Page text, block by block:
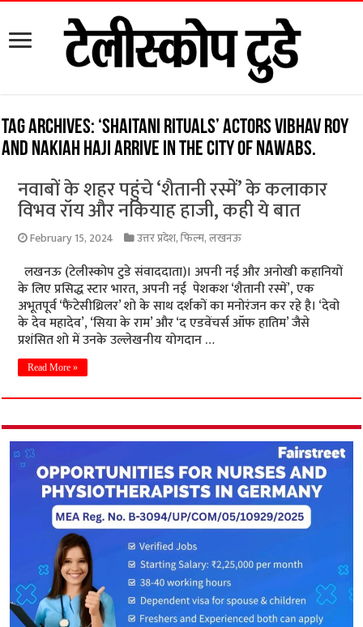
Tag Archives: ‘Shaitani Rituals’ actors Vibhav Roy
and Nakiah Haji arrive in the city of Nawabs.
नवाबों के शहर पहुंचे ‘शैतानी रस्में’ के कलाकार
विभव रॉय और नकियाह हाजी, कही ये बात
February 15, 2024 उत्तर प्रदेश,फिल्म,लखनऊ
लखनऊ (टेलीस्कोप टुडे संवाददाता)। अपनी नई और अनोखी कहानियों
के लिए प्रसिद्ध स्टार भारत, अपनी नई पेशकश ‘शैतानी रस्में’, एक
अभूतपूर्व ‘फैंटेसीथ्रिलर’ शो के साथ दर्शकों का मनोरंजन कर रहे है। ‘देवो
के देव महादेव’, ‘सिया के राम’ और ‘द एडवेंचर्स ऑफ हातिम’ जैसे
प्रशंसित शो में उनके उल्लेखनीय योगदान …
Read More »